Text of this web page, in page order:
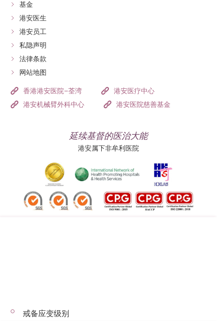
基金
港安医生
港安员工
私隐声明
法律条款
网站地图
香港港安医院–荃湾
港安医疗中心
港安机械臂外科中心
港安医院慈善基金
延续基督的医治大能
港安属下非牟利医院
© 2026 版权所有 © 港安医疗 保留一切权利
戒备应变级别